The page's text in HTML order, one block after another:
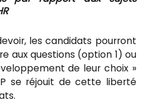
les candidats pourront
aux questions (option 1) ou
de leur choix »
se réjouit de cette liberté